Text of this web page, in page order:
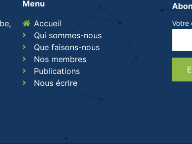
Menu
Accueil
Qui sommes-nous
Que faisons-nous
Nos membres
Publications
Nous écrire
Votre